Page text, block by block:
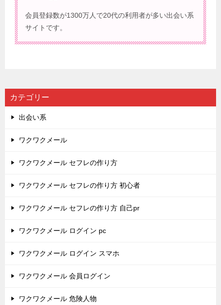
会員登録数が1300万人で20代の利用者が多い出会い系
サイトです。
カテゴリー
出会い系
ワクワクメール
ワクワクメール セフレの作り方
ワクワクメール セフレの作り方 初心者
ワクワクメール セフレの作り方 自己pr
ワクワクメール ログイン pc
ワクワクメール ログイン スマホ
ワクワクメール 会員ログイン
ワクワクメール 危険人物